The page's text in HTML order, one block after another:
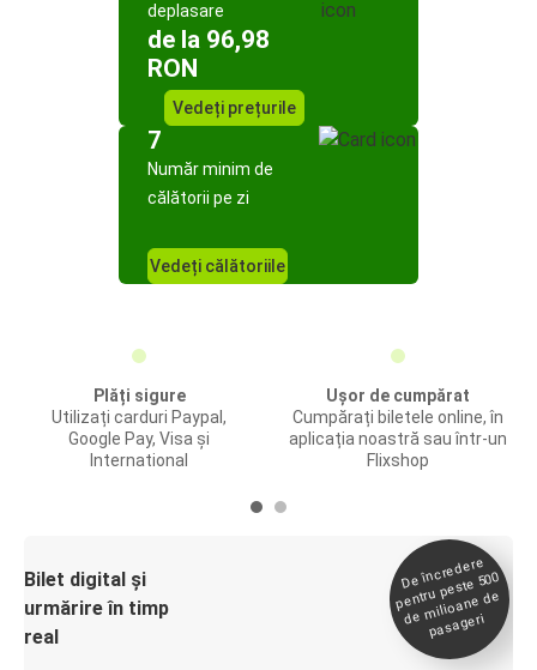
deplasare
de la 96,98
RON
Vedeți prețurile
7
Număr minim de
călătorii pe zi
Vedeți călătoriile
Plăți sigure
Utilizați carduri Paypal,
Google Pay, Visa și
International
Ușor de cumpărat
Cumpărați biletele online, în
aplicația noastră sau într-un
Flixshop
Bilet digital și
urmărire în timp
real
De încredere
pentru peste 500
de
milioane de
pasageri